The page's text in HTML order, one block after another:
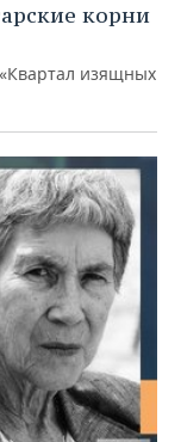
корни
изящных